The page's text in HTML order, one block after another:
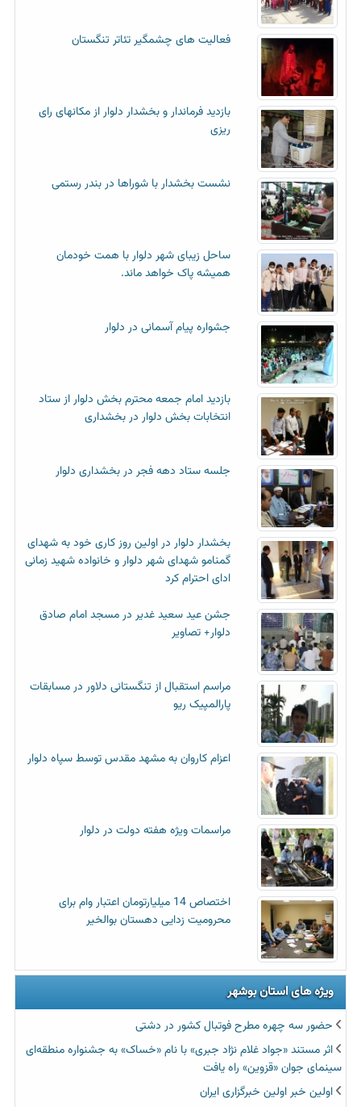
فعالیت های چشمگیر تئاتر تنگستان
بازدید فرماندار و بخشدار دلوار از مکانهای رای
ریزی
نشست بخشدار با شوراها در بندر رستمی
ساحل زیبای شهر دلوار با همت خودمان
همیشه پاک خواهد ماند.
جشواره پیام آسمانی در دلوار
بازدید امام جمعه محترم بخش دلوار از ستاد
انتخابات بخش دلوار در بخشداری
جلسه ستاد دهه فجر در بخشداری دلوار
بخشدار دلوار در اولین روز کاری خود به شهدای
گمنامو شهدای شهر دلوار و خانواده شهید زمانی
ادای احترام کرد
جشن عید سعید غدیر در مسجد امام صادق
دلوار+ تصاویر
مراسم استقبال از تنگستانی دلاور در مسابقات
پارالمپیک ریو
اعزام کاروان به مشهد مقدس توسط سپاه دلوار
مراسمات ویژه هفته دولت در دلوار
اختصاص 14 میلیارتومان اعتبار وام برای
محرومیت زدایی دهستان بوالخیر
ویژه های استان بوشهر
حضور سه چهره مطرح فوتبال کشور در دشتی
اثر مستند «جواد غلام نژاد جبری» با نام «خساک» به جشنواره منطقه‌ای
سینمای جوان «قزوین» راه یافت
اولین خبر اولین خبرگزاری ایران‏